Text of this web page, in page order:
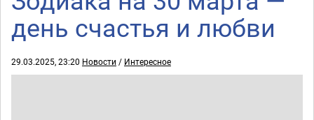
день счастья и любви
29.03.2025, 23:20 Новости / Интересное